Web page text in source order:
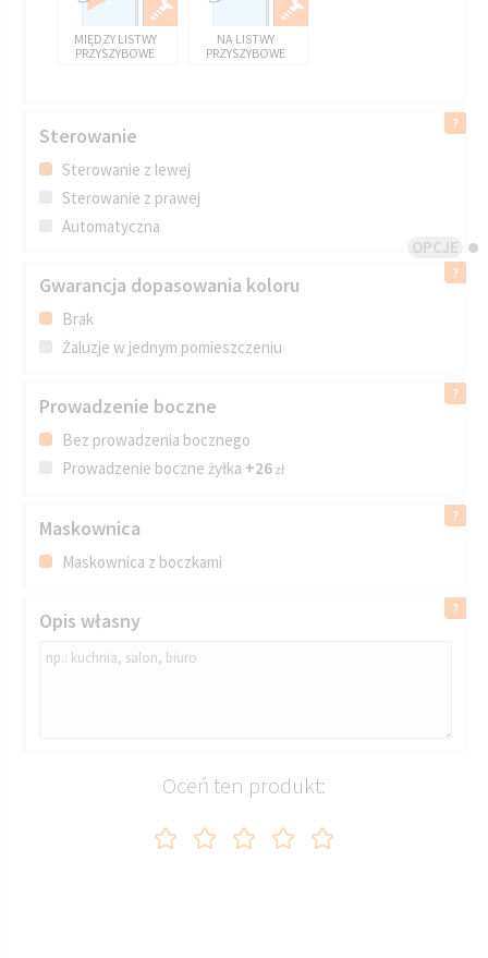
OPCJE
MIĘDZY LISTWY
PRZYSZYBOWE
NA LISTWY
PRZYSZYBOWE
Sterowanie
Sterowanie z lewej
Sterowanie z prawej
Automatyczna
Gwarancja dopasowania koloru
Brak
Żaluzje w jednym pomieszczeniu
Prowadzenie boczne
Bez prowadzenia bocznego
Prowadzenie boczne żyłka +26 zł
Maskownica
Maskownica z boczkami
Opis własny
Oceń ten produkt: